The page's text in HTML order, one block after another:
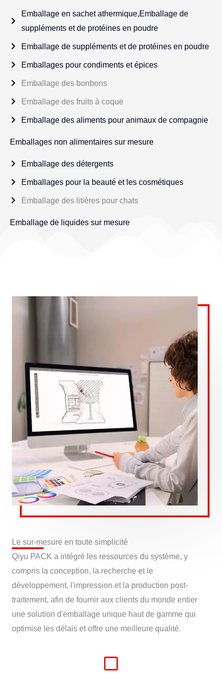
Emballage en sachet athermique,Emballage de
suppléments et de protéines en poudre
Emballage de suppléments et de protéines en poudre
Emballages pour condiments et épices
Emballage des bonbons
Emballage des fruits à coque
Emballage des aliments pour animaux de compagnie
Emballages non alimentaires sur mesure
Emballage des détergents
Emballages pour la beauté et les cosmétiques
Emballage des litières pour chats
Emballage de liquides sur mesure
Le sur-mesure en toute simplicité
Qiyu PACK a intégré les ressources du système, y
compris la conception, la recherche et le
développement, l'impression et la production post-
traitement, afin de fournir aux clients du monde entier
une solution d'emballage unique haut de gamme qui
optimise les délais et offre une meilleure qualité.